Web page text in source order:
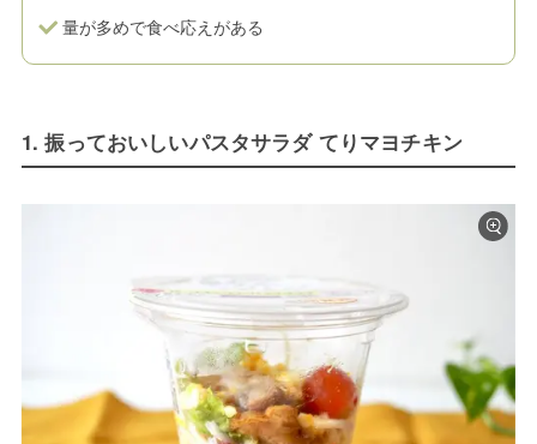
量が多めで食べ応えがある
1. 振っておいしいパスタサラダ てりマヨチキン